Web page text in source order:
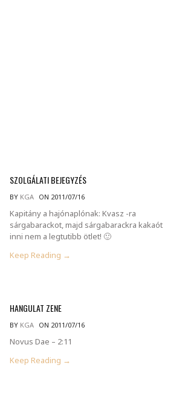
SZOLGÁLATI BEJEGYZÉS
BY KGA ON 2011/07/16
Kapitány a hajónaplónak: Kvasz -ra
sárgabarackot, majd sárgabarackra kakaót
inni nem a legtutibb ötlet! 🙂
Keep Reading →
HANGULAT ZENE
BY KGA ON 2011/07/16
Novus Dae – 2:11
Keep Reading →